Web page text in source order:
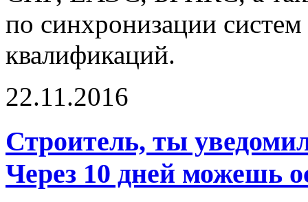
по синхронизации
квалификаций.
22.11.2016
Строитель, ты
Через 10 дней можешь